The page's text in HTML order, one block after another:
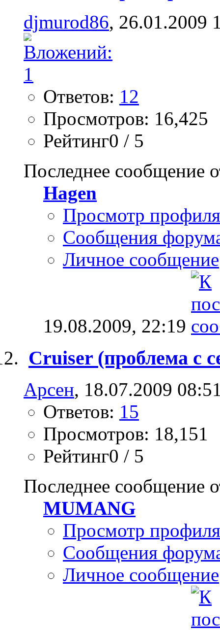
djmurod86, 26.01.2009
Ответов: 12
Просмотров: 16,425
Рейтинг0 / 5
Последнее сообщение
Hagen
Просмотр профиля
Сообщения
Личное сообщение
19.08.2009, 22:19
Cruiser (проблема с
Арсен, 18.07.2009
Ответов: 15
Просмотров: 18,151
Рейтинг0 / 5
Последнее сообщение
MUMANG
Просмотр профиля
Сообщения
Личное сообщение